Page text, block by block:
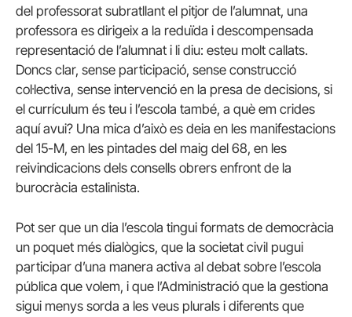
del professorat subratllant el pitjor de l’alumnat, una
professora es dirigeix a la reduïda i descompensada
representació de l’alumnat i li diu: esteu molt callats.
Doncs clar, sense participació, sense construcció
col·lectiva, sense intervenció en la presa de decisions, si
el currículum és teu i l’escola també, a què em crides
aquí avui? Una mica d’això es deia en les manifestacions
del 15-M, en les pintades del maig del 68, en les
reivindicacions dels consells obrers enfront de la
burocràcia estalinista.
Pot ser que un dia l’escola tingui formats de democràcia
un poquet més dialògics, que la societat civil pugui
participar d’una manera activa al debat sobre l’escola
pública que volem, i que l’Administració que la gestiona
sigui menys sorda a les veus plurals i diferents que